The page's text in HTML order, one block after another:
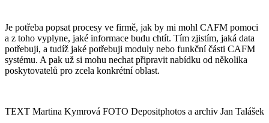
Je potřeba popsat procesy ve firmě, jak by mi mohl CAFM pomoci
a z toho vyplyne, jaké informace budu chtít. Tím zjistím, jaká data
potřebuji, a tudíž jaké potřebuji moduly nebo funkční části CAFM
systému. A pak už si mohu nechat připravit nabídku od několika
poskytovatelů pro zcela konkrétní oblast.
TEXT Martina Kymrová FOTO Depositphotos a archiv Jan Talášek